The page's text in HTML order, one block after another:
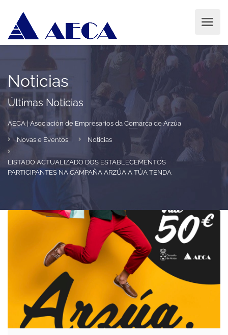
Noticias
Últimas Noticias
AECA | Asociación de Empresarios da Comarca de Arzúa
Novas e Eventos Noticias
LISTADO ACTUALIZADO DOS ESTABLECEMENTOS
PARTICIPANTES NA CAMPAÑA ARZÚA A TÚA TENDA